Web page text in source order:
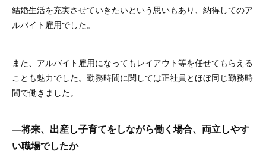
結婚生活を充実させていきたいという思いもあり、納得してのア
ルバイト雇用でした。
また、アルバイト雇用になってもレイアウト等を任せてもらえる
ことも魅力でした。勤務時間に関しては正社員とほぼ同じ勤務時
間で働きました。
―将来、出産し子育てをしながら働く場合、両立しやす
い職場でしたか